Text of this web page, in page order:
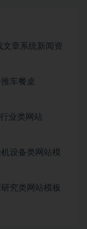
文章系统新闻资
车餐桌
业类网站
设备类网站模
究类网站模板